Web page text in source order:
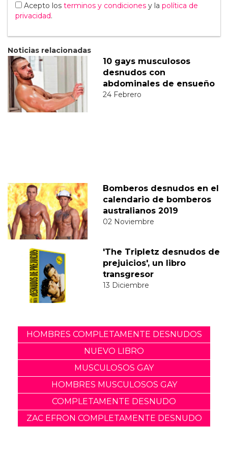
Acepto los terminos y condiciones y la política de
privacidad.
Noticias relacionadas
10 gays musculosos
desnudos con
abdominales de ensueño
24 Febrero
Bomberos desnudos en el
calendario de bomberos
australianos 2019
02 Noviembre
'The Tripletz desnudos de
prejuicios', un libro
transgresor
13 Diciembre
HOMBRES COMPLETAMENTE DESNUDOS
NUEVO LIBRO
MUSCULOSOS GAY
HOMBRES MUSCULOSOS GAY
COMPLETAMENTE DESNUDO
ZAC EFRON COMPLETAMENTE DESNUDO